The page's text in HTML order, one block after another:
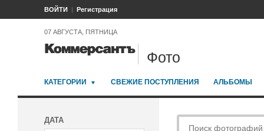
ВОЙТИ Регистрация
07 АВГУСТА, ПЯТНИЦА
Фото
КАТЕГОРИИ СВЕЖИЕ ПОСТУПЛЕНИЯ АЛЬБОМЫ
ДАТА